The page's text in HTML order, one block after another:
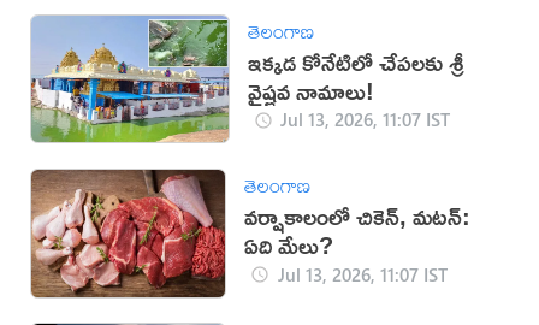
తెలంగాణ
ఇక్కడ కోనేటిలో చేపలకు శ్రీ
వైష్ణవ నామాలు!
Jul 13, 2026, 11:07 IST
తెలంగాణ
వర్షాకాలంలో చికెన్, మటన్:
ఏది మేలు?
Jul 13, 2026, 11:07 IST